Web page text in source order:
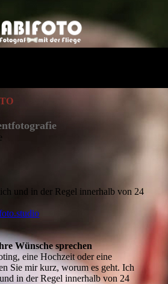
und in der Regel innerhalb von 24
Wünsche sprechen
eine Hochzeit oder eine
Sie mir kurz, worum es geht. Ich
in der Regel innerhalb von 24